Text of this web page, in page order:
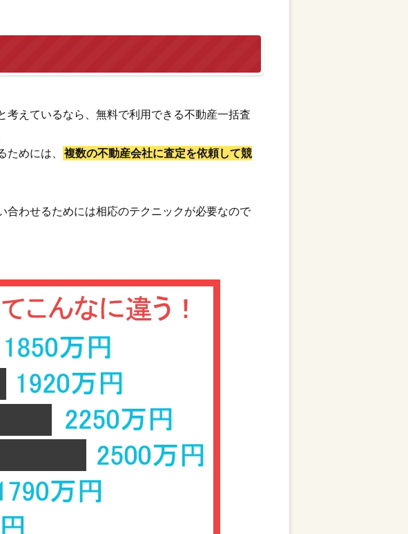
えているなら、無料で利用できる不動産一括査
ためには、
複数の不動産会社に査定を依頼して競
合わせるためには相応のテクニックが必要なので